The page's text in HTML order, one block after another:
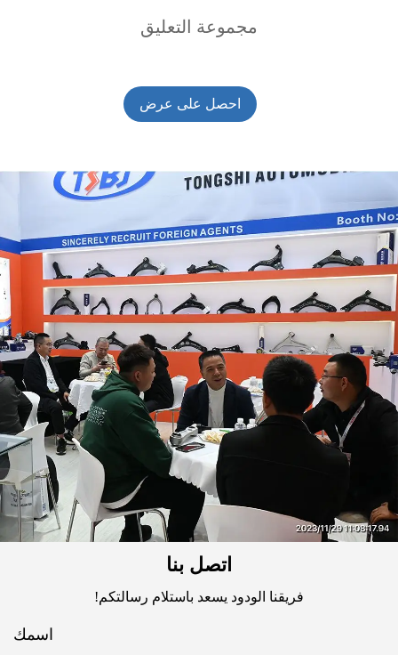
مجموعة التعليق
احصل على عرض
اتصل بنا
فريقنا الودود يسعد باستلام رسالتكم!
اسمك